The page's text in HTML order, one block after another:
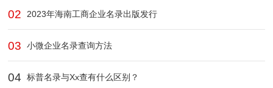
02 2023年海南工商企业名录出版发行
03 小微企业名录查询方法
04 标普名录与Xx查有什么区别？